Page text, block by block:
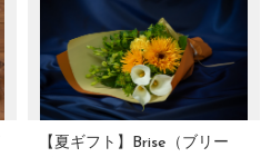
【夏ギフト】Brise（ブリー